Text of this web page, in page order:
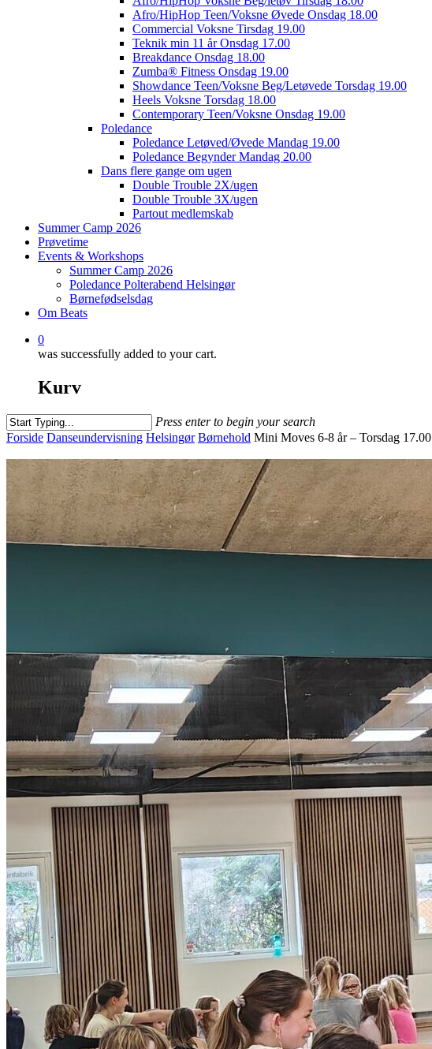
Afro/HipHop Teen/Voksne Øvede Onsdag 18.00
Commercial Voksne Tirsdag 19.00
Teknik min 11 år Onsdag 17.00
Breakdance Onsdag 18.00
Zumba® Fitness Onsdag 19.00
Showdance Teen/Voksne Beg/Letøvede Torsdag 19.00
Heels Voksne Torsdag 18.00
Contemporary Teen/Voksne Onsdag 19.00
Poledance
Poledance Letøved/Øvede Mandag 19.00
Poledance Begynder Mandag 20.00
Dans flere gange om ugen
Double Trouble 2X/ugen
Double Trouble 3X/ugen
Partout medlemskab
Summer Camp 2026
Prøvetime
Events & Workshops
Summer Camp 2026
Poledance Polterabend Helsingør
Børnefødselsdag
Om Beats
0
was successfully added to your cart.
Kurv
Press enter to begin your search
Close
Forside Danseundervisning Helsingør Børnehold Mini Moves 6-8 år – Torsdag 17.00